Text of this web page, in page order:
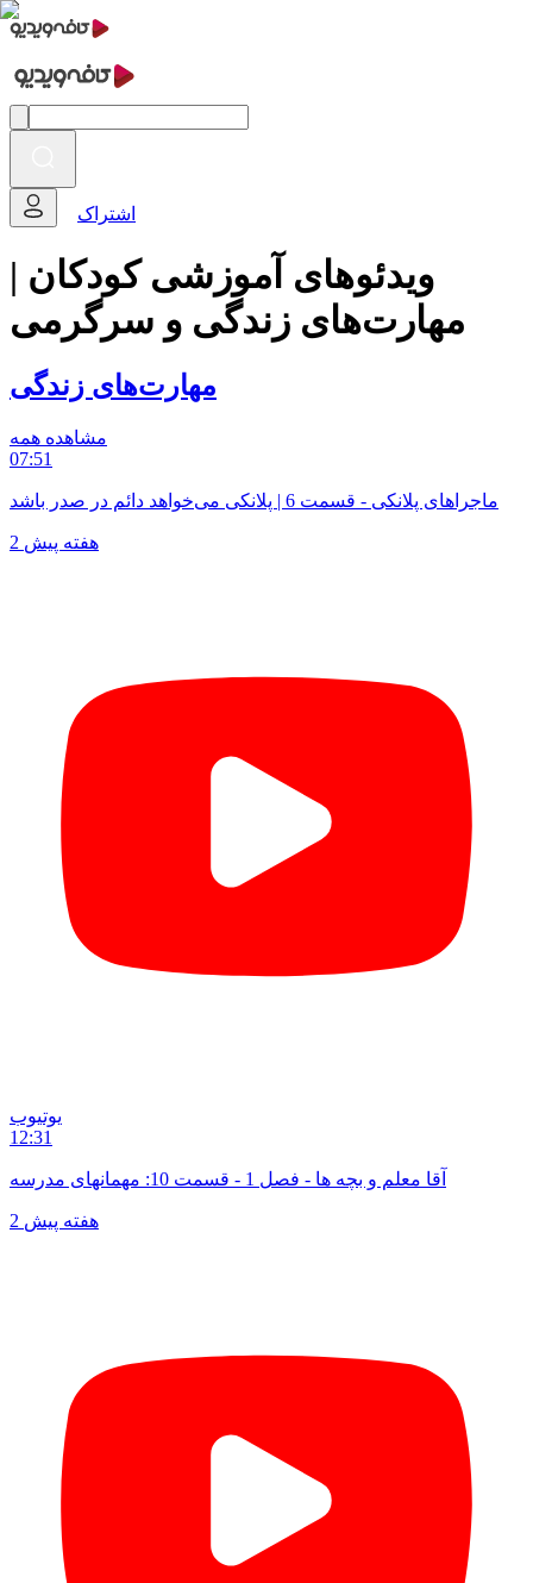
اشتراک
ویدئوهای آموزشی کودکان |
مهارت‌های زندگی و سرگرمی
مهارت‌های زندگی
مشاهده همه
07:51
ماجراهای پلانکی - قسمت 6 | پلانکی می‌خواهد دائم در صدر باشد
2 هفته پیش
یوتیوب
12:31
آقا معلم و بچه ها - فصل 1 - قسمت 10: مهمانهای مدرسه
2 هفته پیش